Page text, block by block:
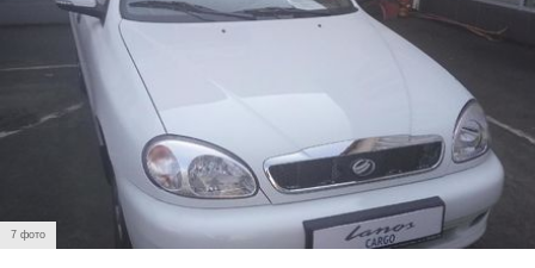
7 фото